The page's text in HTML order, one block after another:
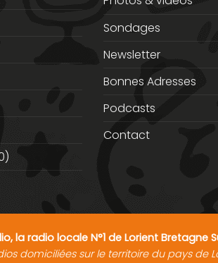
Sondages
Newsletter
Bonnes Adresses
Podcasts
Contact
la radio locale N°1 de Lorient Bretagne
domiciliées sur le territoire du pays de